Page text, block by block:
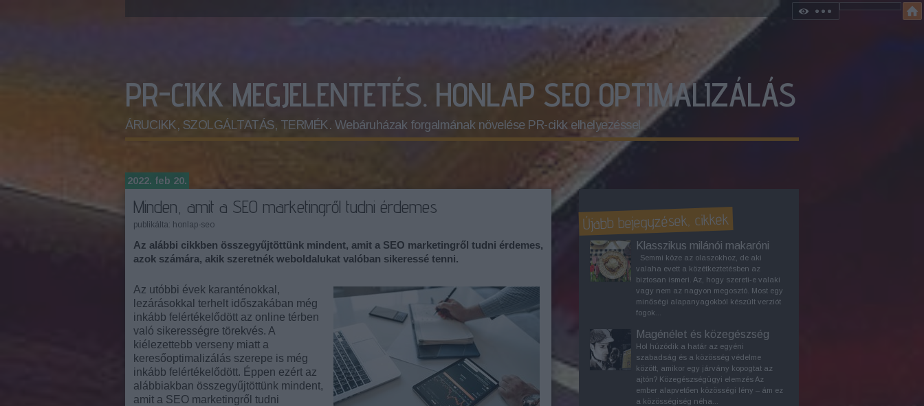
PR-CIKK MEGJELENTETÉS. HONLAP SEO OPTIMALIZÁLÁS
ÁRUCIKK, SZOLGÁLTATÁS, TERMÉK. Webáruházak forgalmának növelése PR-cikk elhelyezéssel
2022. feb 20.
Minden, amit a SEO marketingről tudni érdemes
publikálta: honlap-seo
Az alábbi cikkben összegyűjtöttünk mindent, amit a SEO marketingről tudni érdemes,
azok számára, akik szeretnék weboldalukat valóban sikeressé tenni.
Az utóbbi évek karanténokkal,
lezárásokkal terhelt időszakában még
inkább felértékelődött az online térben
való sikerességre törekvés. A
kiélezettebb verseny miatt a
keresőoptimalizálás szerepe is még
inkább felértékelődött. Éppen ezért az
alábbiakban összegyűjtöttünk mindent,
amit a SEO marketingről tudni
Újabb bejegyzések, cikkek
Klasszikus milánói makaróni
Semmi köze az olaszokhoz, de aki
valaha evett a közétkeztetésben az
biztosan ismeri. Az, hogy szereti-e valaki
vagy nem az nagyon megosztó. Most egy
minőségi alapanyagokból készült verziót
fogok...
Magénélet és közegészség
Hol húzódik a határ az egyéni
szabadság és a közösség védelme
között, amikor egy járvány kopogtat az
ajtón? Közegészségügyi elemzés Az
ember alapvetően közösségi lény – ám ez
a közösségiség néha...